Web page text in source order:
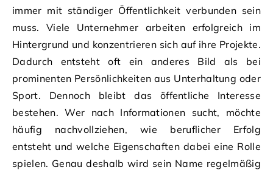
immer mit ständiger Öffentlichkeit verbunden sein
muss. Viele Unternehmer arbeiten erfolgreich im
Hintergrund und konzentrieren sich auf ihre Projekte.
Dadurch entsteht oft ein anderes Bild als bei
prominenten Persönlichkeiten aus Unterhaltung oder
Sport. Dennoch bleibt das öffentliche Interesse
bestehen. Wer nach Informationen sucht, möchte
häufig nachvollziehen, wie beruflicher Erfolg
entsteht und welche Eigenschaften dabei eine Rolle
spielen. Genau deshalb wird sein Name regelmäßig